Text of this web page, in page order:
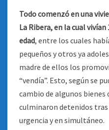
Todo comenzó en una
La Ribera, en la cual
edad, entre los cuales
pequeños y otros ya
madre de ellos los
“vendía”. Esto, según se
cambio de algunos bienes
culminaron detenidos
urgencia y en simultáneo.